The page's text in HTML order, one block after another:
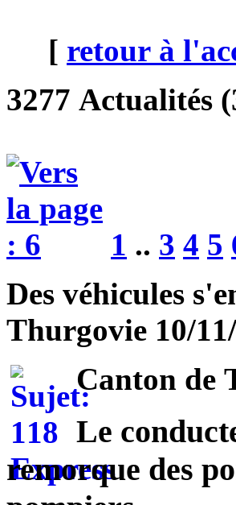
[ retour à
3277 Actualités
1 .. 3 4 5
Des véhicules
Thurgovie 10/
Canton de
Le
remorque des